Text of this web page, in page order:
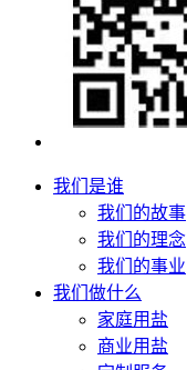
我们是谁
我们的故事
我们的理念
我们的事业
我们做什么
家庭用盐
商业用盐